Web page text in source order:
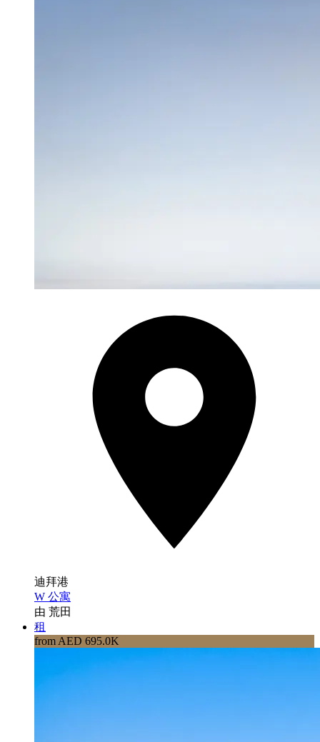
迪拜港
W 公寓
由 荒田
租
from AED 695.0K